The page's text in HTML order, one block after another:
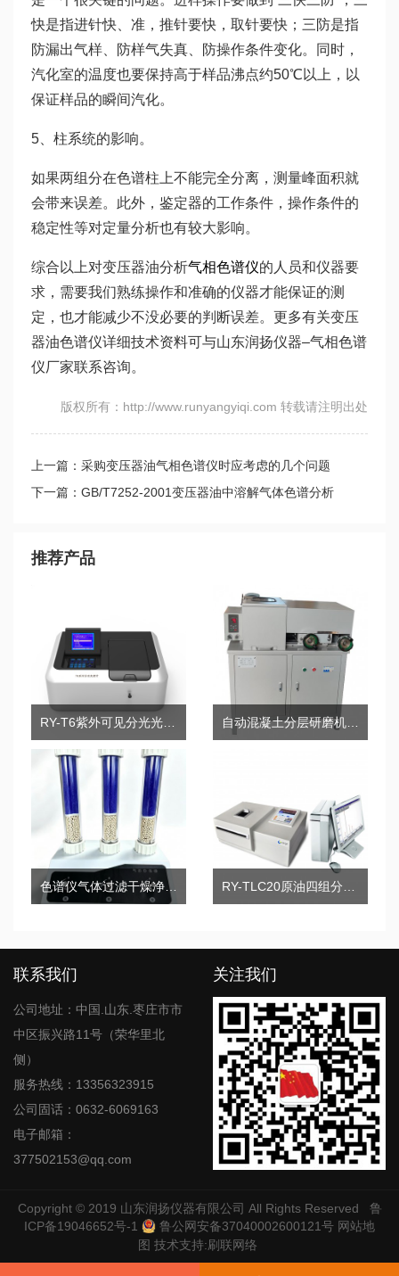
快是指进针快、准，推针要快，取针要快；三防是指
防漏出气样、防样气失真、防操作条件变化。同时，
汽化室的温度也要保持高于样品沸点约50℃以上，以
保证样品的瞬间汽化。
5、柱系统的影响。
如果两组分在色谱柱上不能完全分离，测量峰面积就
会带来误差。此外，鉴定器的工作条件，操作条件的
稳定性等对定量分析也有较大影响。
综合以上对变压器油分析气相色谱仪的人员和仪器要
求，需要我们熟练操作和准确的仪器才能保证的测
定，也才能减少不没必要的判断误差。更多有关变压
器油色谱仪详细技术资料可与山东润扬仪器–气相色谱
仪厂家联系咨询。
版权所有：http://www.runyangyiqi.com 转载请注明出处
上一篇：采购变压器油气相色谱仪时应考虑的几个问题
下一篇：GB/T7252-2001变压器油中溶解气体色谱分析
推荐产品
色谱仪气体过滤干燥净化器HS-27A
联系我们
公司地址：中国.山东.枣庄市市
中区振兴路11号（荣华里北
侧）
服务热线：13356323915
公司固话：0632-6069163
电子邮箱：
377502153@qq.com
关注我们
Copyright © 2019 山东润扬仪器有限公司 All Rights Reserved 鲁
ICP备19046652号-1
鲁公网安备37040002600121号 网站地
图 技术支持:刷联网络